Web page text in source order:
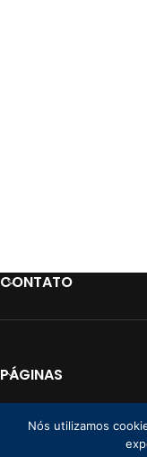
CONTATO
PÁGINAS
Nós utilizamos